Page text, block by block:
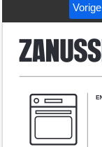
Vorige